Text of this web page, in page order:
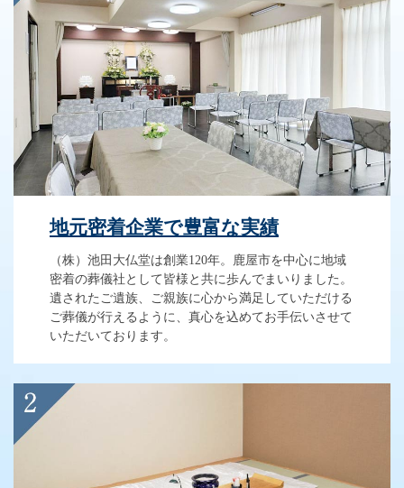
地元密着企業で豊富な実績
（株）池田大仏堂は創業120年。鹿屋市を中心に地域
密着の葬儀社として皆様と共に歩んでまいりました。
遺されたご遺族、ご親族に心から満足していただける
ご葬儀が行えるように、真心を込めてお手伝いさせて
いただいております。